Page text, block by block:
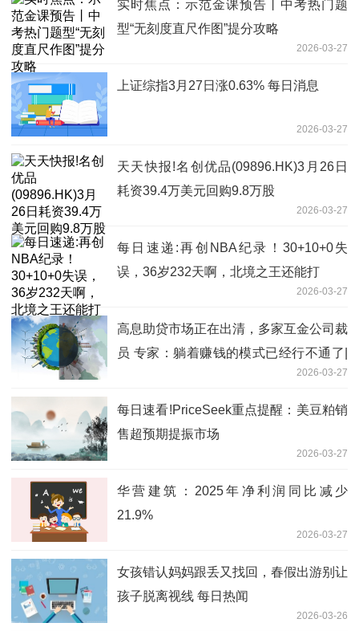
实时焦点：示范金课预告丨中考热门题
型“无刻度直尺作图”提分攻略
2026-03-27
上证综指3月27日涨0.63% 每日消息
2026-03-27
天天快报!名创优品(09896.HK)3月26日
耗资39.4万美元回购9.8万股
2026-03-27
每日速递:再创NBA纪录！30+10+0失
误，36岁232天啊，北境之王还能打
2026-03-27
高息助贷市场正在出清，多家互金公司裁
员 专家：躺着赚钱的模式已经行不通了|
2026-03-27
每日速看!PriceSeek重点提醒：美豆粕销
售超预期提振市场
2026-03-27
华营建筑：2025年净利润同比减少
21.9%
2026-03-27
女孩错认妈妈跟丢又找回，春假出游别让
孩子脱离视线 每日热闻
2026-03-26